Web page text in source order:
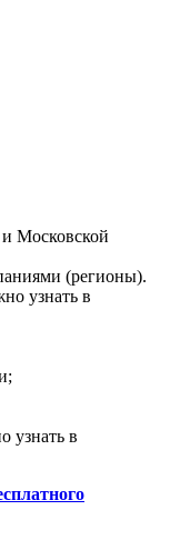
Московской
(регионы).
узнать в
узнать в